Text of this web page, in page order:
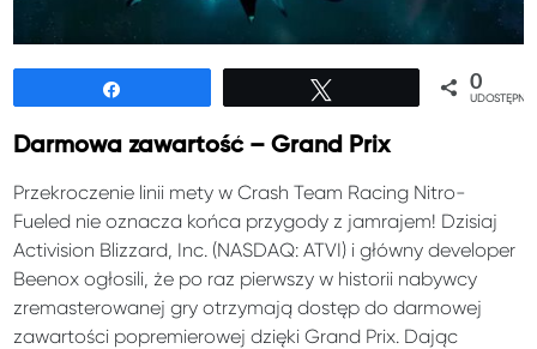
0
Darmowa zawartość – Grand Prix
Przekroczenie linii mety w Crash Team Racing Nitro-
Fueled nie oznacza końca przygody z jamrajem! Dzisiaj
Activision Blizzard, Inc. (NASDAQ: ATVI) i główny developer
Beenox ogłosili, że po raz pierwszy w historii nabywcy
zremasterowanej gry otrzymają dostęp do darmowej
zawartości popremierowej dzięki Grand Prix. Dając